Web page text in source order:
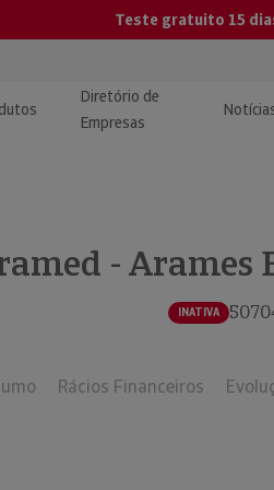
Teste gratuito 15
e Monitorização de
Diretório de
Empresas
| Estudos e
- Arames
INATIVA
Rácios Financeiros